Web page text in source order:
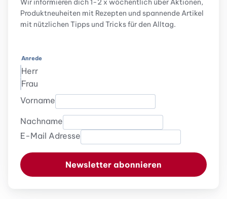
Wir informieren dich 1-2 x wöchentlich über Aktionen,
Produktneuheiten mit Rezepten und spannende Artikel
mit nützlichen Tipps und Tricks für den Alltag.
Anrede
Herr
Frau
Vorname
Nachname
E-Mail Adresse
Newsletter abonnieren